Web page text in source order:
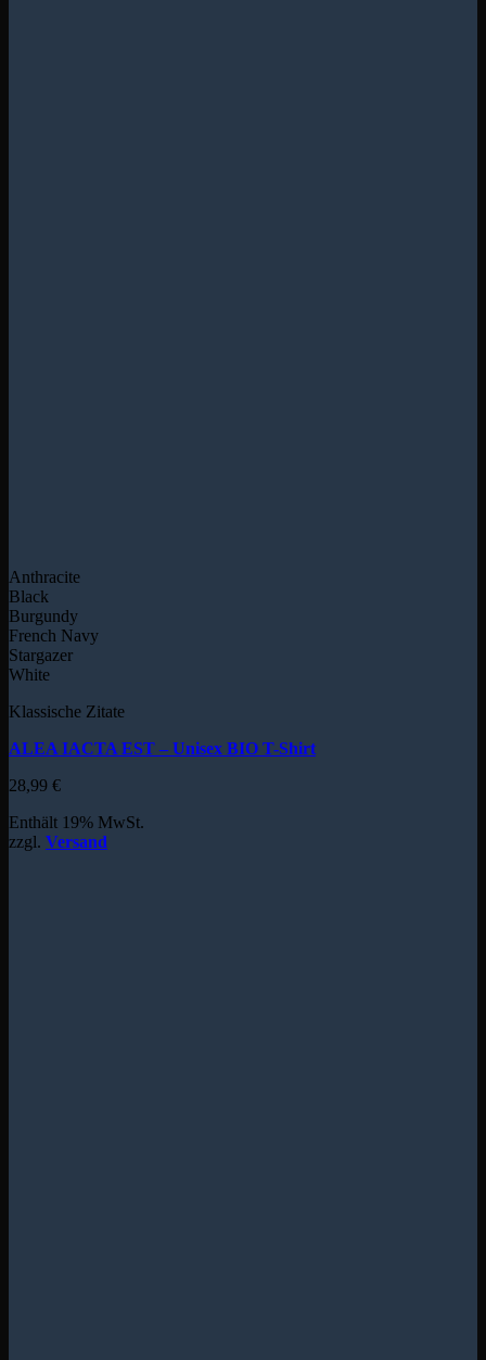
Anthracite
Black
Burgundy
French Navy
Stargazer
White
Klassische Zitate
ALEA IACTA EST – Unisex BIO T-Shirt
28,99 €
Enthält 19% MwSt.
zzgl. Versand